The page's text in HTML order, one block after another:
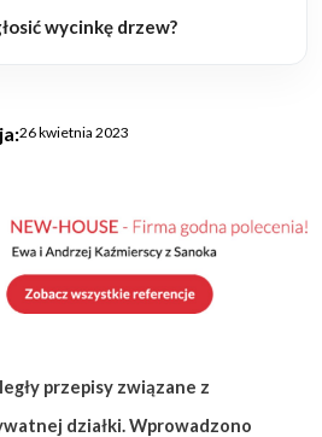
wycinkę drzew?
26 kwietnia 2023
przepisy związane z
działki. Wprowadzono